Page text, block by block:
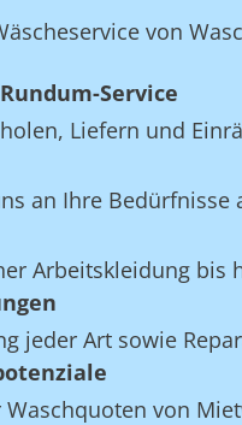
von
Service
Liefern und
an Ihre
Arbeitskleidung bis
jeder Art sowie
Waschquoten von